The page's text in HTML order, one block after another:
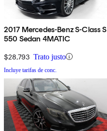
2017 Mercedes-Benz S-Class S
550 Sedan 4MATIC
$28,793 Trato justo
Incluye tarifas de conc.